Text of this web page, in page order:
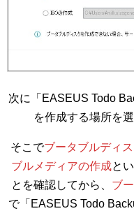
次に「EASEUS Todo
を作成する場所を
そこでブータブルディ
ブルメディアの作成と
とを確認してから、 ブ
で「EASEUS Todo